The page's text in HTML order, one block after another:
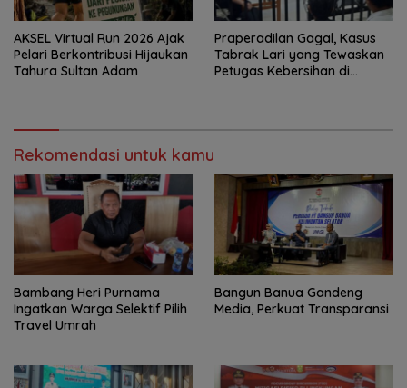
AKSEL Virtual Run 2026 Ajak
Pelari Berkontribusi Hijaukan
Tahura Sultan Adam
Praperadilan Gagal, Kasus
Tabrak Lari yang Tewaskan
Petugas Kebersihan di
Rekomendasi untuk kamu
Bambang Heri Purnama
Ingatkan Warga Selektif Pilih
Travel Umrah
Bangun Banua Gandeng
Media, Perkuat Transparansi